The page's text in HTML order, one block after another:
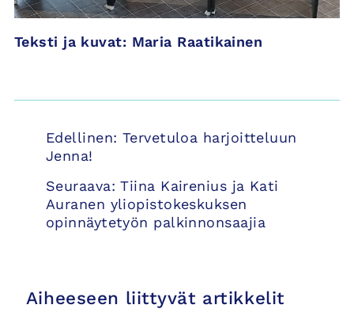
Teksti ja kuvat: Maria Raatikainen
Artikkelien
selaus
Edellinen: Tervetuloa harjoitteluun
Jenna!
Seuraava: Tiina Kairenius ja Kati
Auranen yliopistokeskuksen
opinnäytetyön palkinnonsaajia
Aiheeseen liittyvät artikkelit